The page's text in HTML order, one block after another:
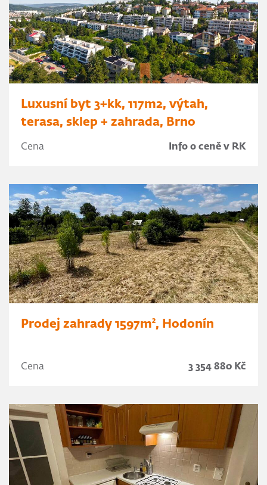
Luxusní byt 3+kk, 117m2, výtah,
terasa, sklep + zahrada, Brno
Cena Info o ceně v RK
Prodej zahrady 1597m², Hodonín
Cena 3 354 880 Kč